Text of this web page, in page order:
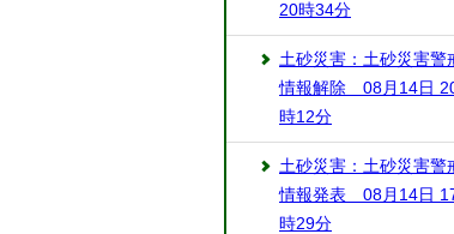
20時34分
土砂災害：土砂災害警
情報解除 08月14日
時12分
土砂災害：土砂災害警
情報発表 08月14日
時29分